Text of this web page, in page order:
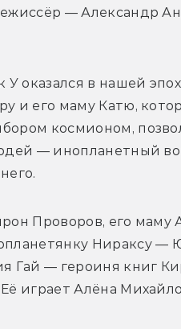
— Александр
У оказался в нашей
и его маму Катю,
космионом,
— инопланетный
Проворов, его маму
Нираксу —
Гай — героиня книг
играет Алёна